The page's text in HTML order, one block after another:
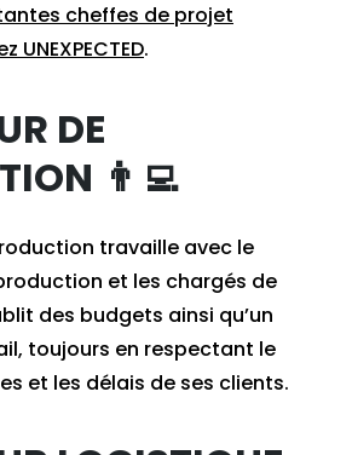
cheffes de projet
.
DE
👨‍💻
travaille avec le
et les chargés de
des budgets ainsi qu’un
toujours en respectant le
et les délais de ses clients.